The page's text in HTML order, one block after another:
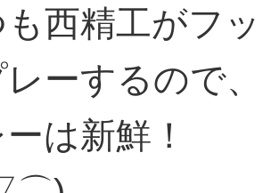
も西精工がフ
レーするので
は新鮮！